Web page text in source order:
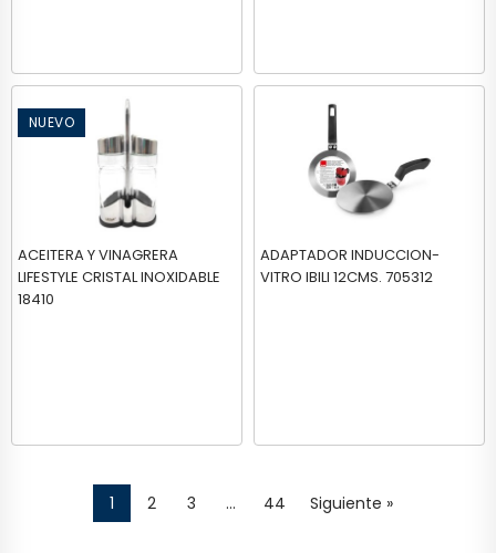
NUEVO
ACEITERA Y VINAGRERA
LIFESTYLE CRISTAL INOXIDABLE
18410
ADAPTADOR INDUCCION-
VITRO IBILI 12CMS. 705312
1 2 3 … 44 Siguiente »